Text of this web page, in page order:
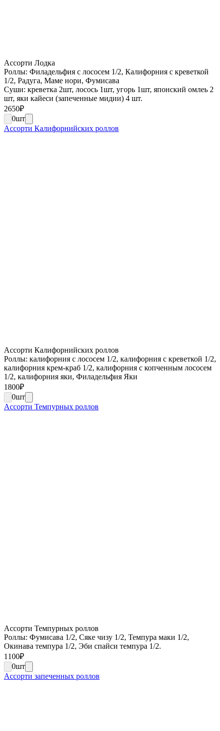
Ассорти Лодка
Роллы: Филадельфия с лососем 1/2, Калифорния с креветкой
1/2, Радуга, Маме нори, Фумисава
Суши: креветка 2шт, лосось 1шт, угорь 1шт, японский омлеь 2
шт, яки кайеси (запеченные мидии) 4 шт.
2650₽
0шт
Ассорти Калифорнийских роллов
Ассорти Калифорнийских роллов
Роллы: калифорния с лососем 1/2, калифорния с креветкой 1/2,
калифорния крем-краб 1/2, калифорния с копченным лососем
1/2, калифорния яки, Филадельфия Яки
1800₽
0шт
Ассорти Темпурных роллов
Ассорти Темпурных роллов
Роллы: Фумисава 1/2, Сяке чизу 1/2, Темпура маки 1/2,
Окинава темпура 1/2, Эби спайси темпура 1/2.
1100₽
0шт
Ассорти запеченных роллов